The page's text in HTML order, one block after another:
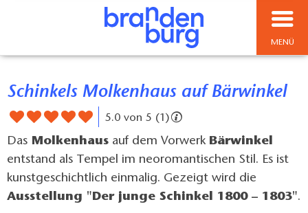
MENÜ
Schinkels Molkenhaus auf Bärwinkel
5.0 von 5 (1)
Das Molkenhaus auf dem Vorwerk Bärwinkel
entstand als Tempel im neoromantischen Stil. Es ist
kunstgeschichtlich einmalig. Gezeigt wird die
Ausstellung "Der junge Schinkel 1800 – 1803".